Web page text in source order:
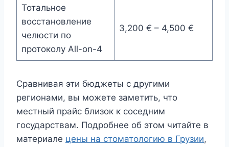
Тотальное
восстановление
челюсти по
протоколу All-on-4
3,200 € – 4,500 €
Сравнивая эти бюджеты с другими
регионами, вы можете заметить, что
местный прайс близок к соседним
государствам. Подробнее об этом читайте в
материале цены на стоматологию в Грузии,